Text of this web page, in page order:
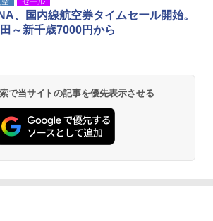
、国内線航空券タイムセール開始。
～新千歳7000円から
で当サイトの記事を優先表示させる